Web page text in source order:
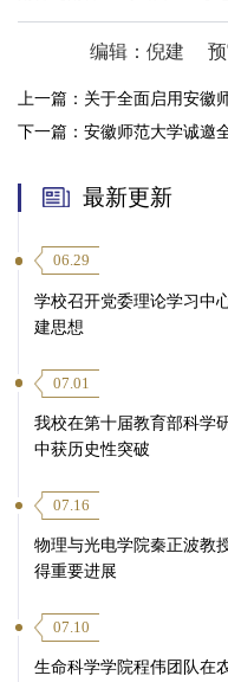
编辑：倪建
上一篇： 关于全面启用安徽
下一篇： 安徽师范大学诚邀
最新更新
06.29
学校召开党委理论学习中
建思想
07.01
我校在第十届教育部科学
中获历史性突破
07.16
物理与光电学院秦正波教
得重要进展
07.10
生命科学学院程伟团队在